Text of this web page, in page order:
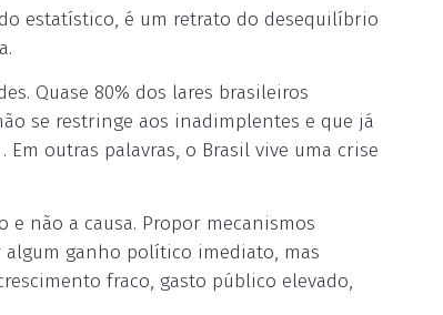
estatístico, é um retrato do desequilíbrio
Quase 80% dos lares brasileiros
se restringe aos inadimplentes e que já
outras palavras, o Brasil vive uma crise
não a causa. Propor mecanismos
ganho político imediato, mas
fraco, gasto público elevado,